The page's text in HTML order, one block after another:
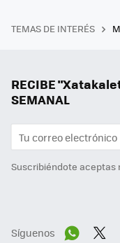
TEMAS DE INTERÉS
RECIBE
SEMANAL
Suscribiéndote aceptas
Síguenos